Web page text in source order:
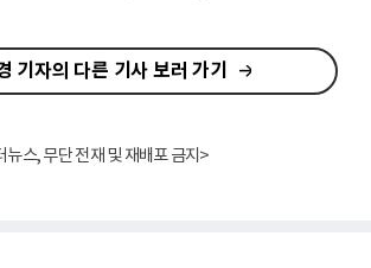
기자의 다른 기사 보러 가기
스, 무단 전재 및 재배포 금지>